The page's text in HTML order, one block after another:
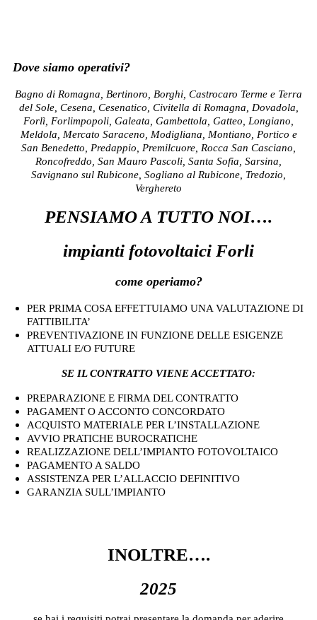
Dove siamo operativi?
Bagno di Romagna, Bertinoro, Borghi, Castrocaro Terme e Terra
del Sole, Cesena, Cesenatico, Civitella di Romagna, Dovadola,
Forlì, Forlimpopoli, Galeata, Gambettola, Gatteo, Longiano,
Meldola, Mercato Saraceno, Modigliana, Montiano, Portico e
San Benedetto, Predappio, Premilcuore, Rocca San Casciano,
Roncofreddo, San Mauro Pascoli, Santa Sofia, Sarsina,
Savignano sul Rubicone, Sogliano al Rubicone, Tredozio,
Verghereto
PENSIAMO A TUTTO NOI….
impianti fotovoltaici Forli
come operiamo?
PER PRIMA COSA EFFETTUIAMO UNA VALUTAZIONE DI
FATTIBILITA’
PREVENTIVAZIONE IN FUNZIONE DELLE ESIGENZE
ATTUALI E/O FUTURE
SE IL CONTRATTO VIENE ACCETTATO:
PREPARAZIONE E FIRMA DEL CONTRATTO
PAGAMENT O ACCONTO CONCORDATO
ACQUISTO MATERIALE PER L’INSTALLAZIONE
AVVIO PRATICHE BUROCRATICHE
REALIZZAZIONE DELL’IMPIANTO FOTOVOLTAICO
PAGAMENTO A SALDO
ASSISTENZA PER L’ALLACCIO DEFINITIVO
GARANZIA SULL’IMPIANTO
INOLTRE….
2025